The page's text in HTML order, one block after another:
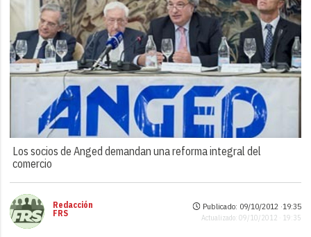
Los socios de Anged demandan una reforma integral del
comercio
Redacción
FRS
Publicado: 09/10/2012 ·19:35
Actualizado: 09/10/2012 · 19:35